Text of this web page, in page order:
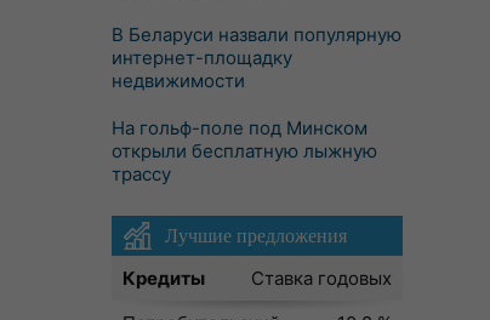
В Беларуси назвали популярную
интернет-площадку
недвижимости
На гольф-поле под Минском
открыли бесплатную лыжную
трассу
Лучшие предложения
Кредиты
Ставка годовых